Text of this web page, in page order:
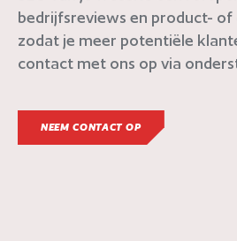
bedrijfsreviews en product-
zodat je meer potentiële
contact met ons op via
NEEM CONTACT OP